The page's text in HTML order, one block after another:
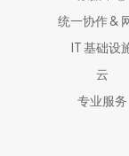
统一协作 &
IT 基础设
云
专业服务